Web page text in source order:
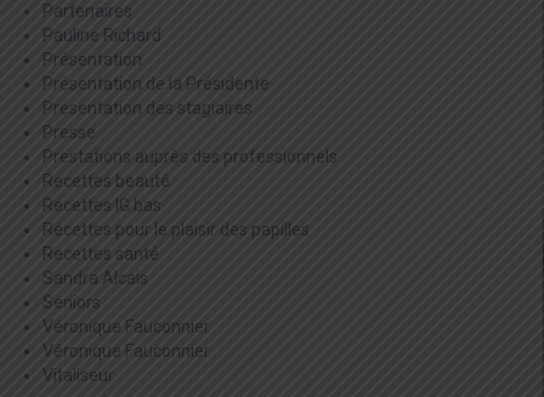
Partenaires
Pauline Richard
Présentation
Présentation de la Présidente
Présentation des stagiaires
Presse
Prestations auprès des professionnels
Recettes beauté
Recettes IG bas
Recettes pour le plaisir des papilles
Recettes santé
Sandra Alcais
Seniors
Véronique Fauconnier
Véronique Fauconnier
Vitaliseur